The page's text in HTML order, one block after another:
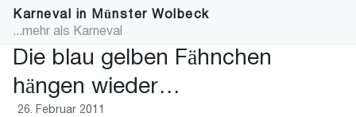
Karneval in Münster Wolbeck
...mehr als Karneval
Die blau gelben Fähnchen
hängen wieder…
26. Februar 2011